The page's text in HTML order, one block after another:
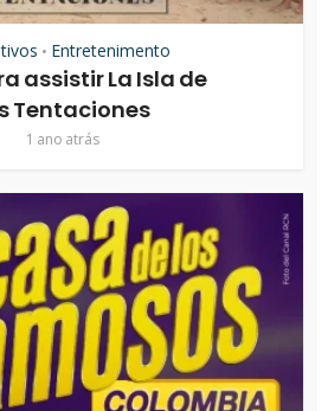
• Entretenimento
assistir La Isla de
Tentaciones
1 ano atrás